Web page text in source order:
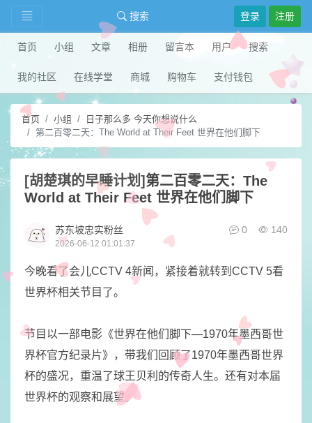
搜索 登录 注册
首页 小组 文章 相册 留言本 用户 搜索
我的社区 在线学堂 商城 购物车 支付钱包
首页 小组
日子那么多 今天你想说什么
第二百零二天：The World at Their Feet ​世界在他们脚下
[胡楚琪的早睡计划]第二百零二天：The
World at Their Feet ​世界在他们脚下
苏东坡忠实粉丝
2026-06-12 01:01:37
0 140
​今晚看了会儿CCTV 4新闻，紧接着就转到CCTV 5看
世界杯相关节目了。
节目以一部电影《世界在他们脚下—1970年墨西哥世
界杯官方纪录片》，带我们回顾了1970年墨西哥世界
杯的盛况，重温了球王贝利的传奇人生。还有对本届
世界杯的观察和展望。